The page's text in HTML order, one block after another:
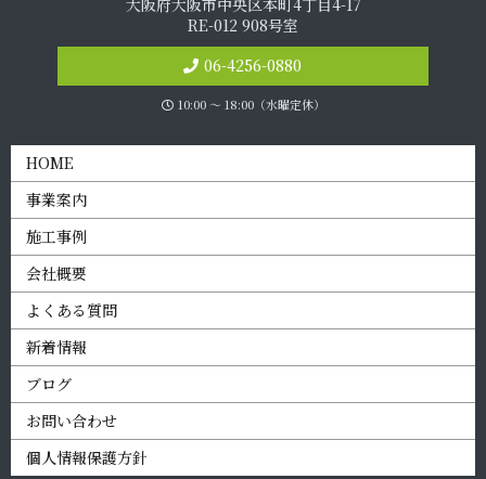
RE-012 908号室
06-4256-0880
10:00 〜 18:00（水曜定休）
HOME
事業案内
施工事例
会社概要
よくある質問
新着情報
ブログ
お問い合わせ
個人情報保護方針